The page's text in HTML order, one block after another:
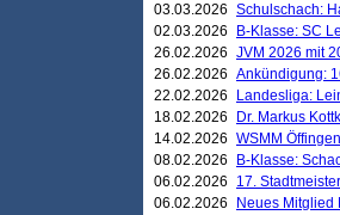
03.03.2026 Schulschach:
02.03.2026
B-Klasse: SC
26.02.2026 JVM 2026 mit
26.02.2026 Ankündigung:
22.02.2026
Landesliga:
18.02.2026
Dr. Markus
14.02.2026 WSMM
08.02.2026
B-Klasse:
06.02.2026
17.
06.02.2026
Neues Mitglied